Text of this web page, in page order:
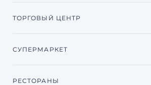
ТОРГОВЫЙ ЦЕНТР
СУПЕРМАРКЕТ
РЕСТОРАНЫ